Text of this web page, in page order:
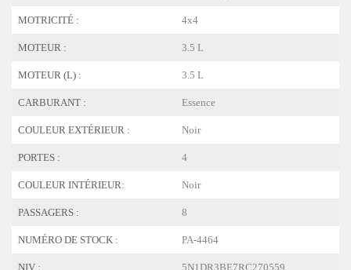
MOTRICITÉ : 4x4
MOTEUR : 3.5 L
MOTEUR (L) : 3.5 L
CARBURANT : Essence
COULEUR EXTÉRIEUR : Noir
PORTES : 4
COULEUR INTÉRIEUR: Noir
PASSAGERS : 8
NUMÉRO DE STOCK : PA-4464
NIV : 5N1DR3BE7RC270559